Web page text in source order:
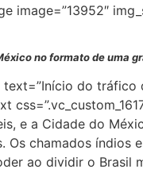
image=”13952″
no formato de uma
do
e a Cidade do
chamados índios
ao dividir o Brasil